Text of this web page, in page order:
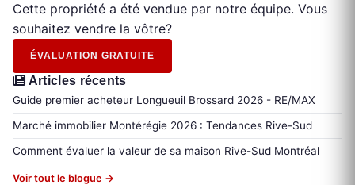
Cette propriété a été vendue par notre équipe. Vous
souhaitez vendre la vôtre?
ÉVALUATION GRATUITE
Articles récents
Guide premier acheteur Longueuil Brossard 2026 - RE/MAX
Marché immobilier Montérégie 2026 : Tendances Rive-Sud
Comment évaluer la valeur de sa maison Rive-Sud Montréal
Voir tout le blogue →